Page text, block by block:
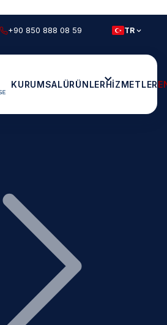
+90 850 888 08 59 TR
KURUMSALÜRÜNLERHIZMETLER